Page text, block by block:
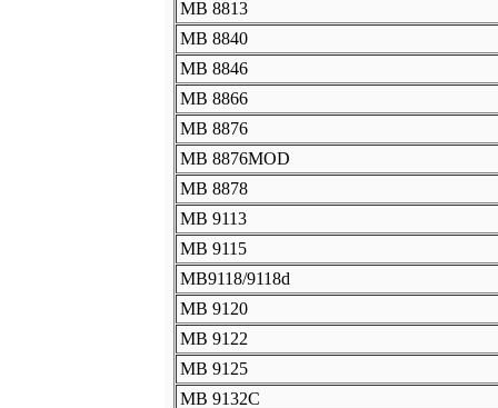
MB 8813
MB 8840
MB 8846
MB 8866
MB 8876
MB 8876MOD
MB 8878
MB 9113
MB 9115
MB9118/9118d
MB 9120
MB 9122
MB 9125
MB 9132C